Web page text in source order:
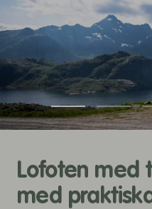
Gå
1
Gå
2
3
Lofoten med
med